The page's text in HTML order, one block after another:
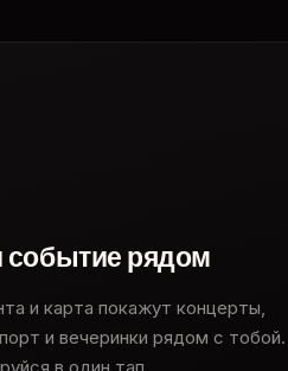
событие рядом
и карта покажут концерты,
и вечеринки рядом с тобой.